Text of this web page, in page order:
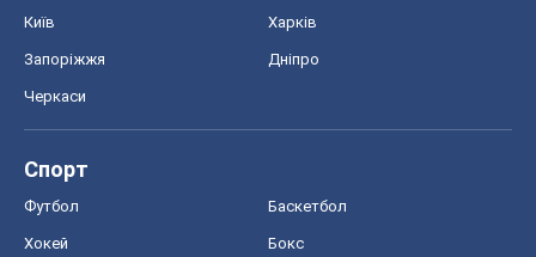
Київ Харків
Запоріжжя Дніпро
Черкаси
Спорт
Футбол Баскетбол
Хокей Бокс